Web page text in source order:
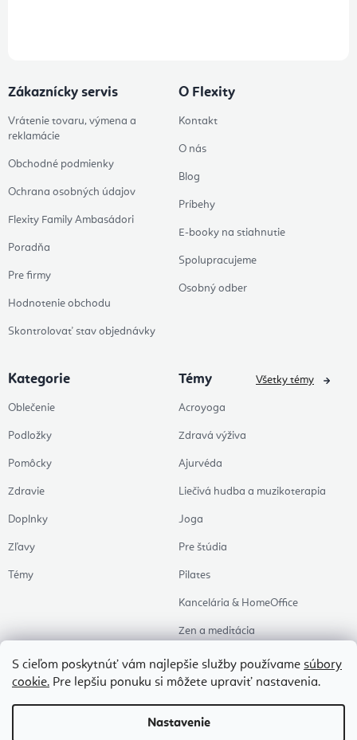
S cieľom poskytnúť vám najlepšie služby používame súbory
cookie. Pre lepšiu ponuku si môžete upraviť nastavenia.
Nastavenie
Zákaznícky servis
Vrátenie tovaru, výmena a
reklamácie
Obchodné podmienky
Ochrana osobných údajov
Flexity Family Ambasádori
Poradňa
Pre firmy
Hodnotenie obchodu
Skontrolovať stav objednávky
O Flexity
Kontakt
O nás
Blog
Príbehy
E-booky na stiahnutie
Spolupracujeme
Osobný odber
Kategorie
Oblečenie
Podložky
Pomôcky
Zdravie
Doplnky
Zľavy
Témy
Témy
Acroyoga
Zdravá výživa
Ajurvéda
Liečivá hudba a muzikoterapia
Joga
Pre štúdia
Pilates
Kancelária & HomeOffice
Zen a meditácia
Aromaterapia
Zdravý spánok
Naše obľúbené
Všetky témy